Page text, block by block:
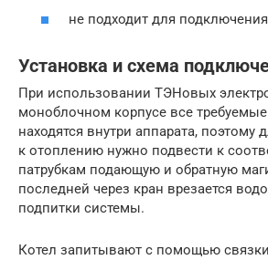
не подходит для
Установка и схема
При использовании ТЭНовых
моноблочном корпусе все
находятся внутри аппарата, поэтому
к отоплению нужно подвести к
патрубкам подающую и обратную
последней через кран врезается
подпитки системы.
Котел запитывают с помощью